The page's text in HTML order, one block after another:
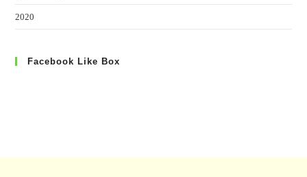
2020
Facebook Like Box